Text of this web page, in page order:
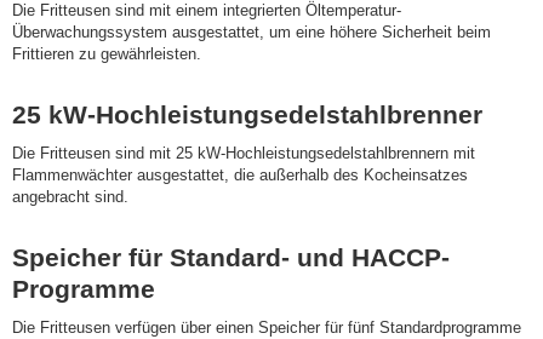
Die Fritteusen sind mit einem integrierten Öltemperatur-
Überwachungssystem ausgestattet, um eine höhere Sicherheit beim
Frittieren zu gewährleisten.
25 kW-Hochleistungsedelstahlbrenner
Die Fritteusen sind mit 25 kW-Hochleistungsedelstahlbrennern mit
Flammenwächter ausgestattet, die außerhalb des Kocheinsatzes
angebracht sind.
Speicher für Standard- und HACCP-
Programme
Die Fritteusen verfügen über einen Speicher für fünf Standardprogramme